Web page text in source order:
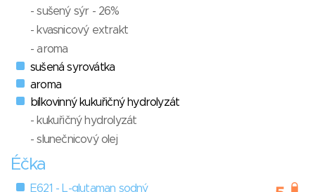
- sušený sýr - 26%
- kvasnicový extrakt
- aroma
sušená syrovátka
aroma
bílkovinný kukuřičný hydrolyzát
- kukuřičný hydrolyzát
- slunečnicový olej
Éčka
E621 - L-glutaman sodný